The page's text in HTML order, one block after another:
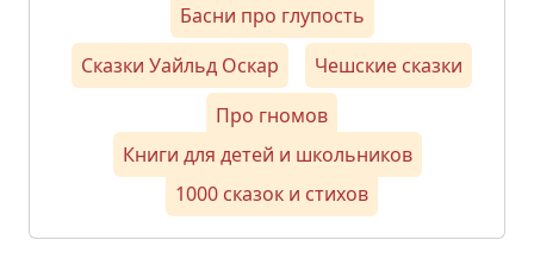
Басни про глупость
Сказки Уайльд Оскар
Чешские сказки
Про гномов
Книги для детей и школьников
1000 сказок и стихов